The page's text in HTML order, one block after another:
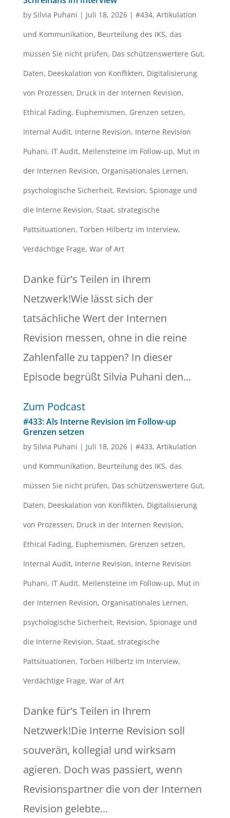
by Silvia Puhani | Juli 18, 2026| #434, Artikulation
und Kommunikation, Beurteilung des IKS, das
müssen Sie nicht prüfen, Das schützenswertere Gut,
Daten, Deeskalation von Konflikten, Digitalisierung
von Prozessen, Druck in der Internen Revision,
Ethical Fading, Euphemismen, Grenzen setzen,
Internal Audit, Interne Revision, Interne Revision
Puhani, IT Audit, Meilensteine im Follow-up, Mut in
der Internen Revision, Organisationales Lernen,
psychologische Sicherheit, Revision, Spionage und
die Interne Revision, Staat, strategische
Pattsituationen, Torben Hilbertz im Interview,
Verdächtige Frage, War of Art
Danke für's Teilen in Ihrem
Netzwerk!Wie lässt sich der
tatsächliche Wert der Internen
Revision messen, ohne in die reine
Zahlenfalle zu tappen? In dieser
Episode begrüßt Silvia Puhani den...
Zum Podcast
#433: Als Interne Revision im Follow-up
Grenzen setzen
by Silvia Puhani | Juli 18, 2026| #433, Artikulation
und Kommunikation, Beurteilung des IKS, das
müssen Sie nicht prüfen, Das schützenswertere Gut,
Daten, Deeskalation von Konflikten, Digitalisierung
von Prozessen, Druck in der Internen Revision,
Ethical Fading, Euphemismen, Grenzen setzen,
Internal Audit, Interne Revision, Interne Revision
Puhani, IT Audit, Meilensteine im Follow-up, Mut in
der Internen Revision, Organisationales Lernen,
psychologische Sicherheit, Revision, Spionage und
die Interne Revision, Staat, strategische
Pattsituationen, Torben Hilbertz im Interview,
Verdächtige Frage, War of Art
Danke für's Teilen in Ihrem
Netzwerk!Die Interne Revision soll
souverän, kollegial und wirksam
agieren. Doch was passiert, wenn
Revisionspartner die von der Internen
Revision gelebte...